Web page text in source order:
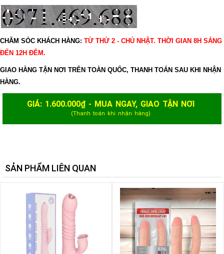
CHĂM SÓC KHÁCH HÀNG: TỪ THỨ 2 - CHỦ NHẬT. THỜI GIAN 8H SÁNG
ĐẾN 12H ĐÊM.
GIAO HÀNG TẬN NƠI TRÊN TOÀN QUỐC, THANH TOÁN SAU KHI NHẬN
HÀNG.
GIÁ: 1.600.000₫ - MUA NGAY, GIAO TẬN NƠI
(Thanh toán khi nhận hàng)
SẢN PHẨM LIÊN QUAN